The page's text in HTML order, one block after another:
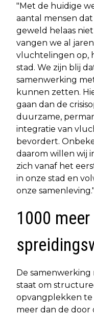
"Met de huidige
aantal mensen
geweld helaas
vangen we al
vluchtelingen op,
stad. We zijn blij
samenwerking
kunnen zetten.
gaan dan de
duurzame,
integratie van
bevordert.
daarom willen wij
zich vanaf het
in onze stad en
onze samenleving."
1000
De
staat om
opvangplekken te
meer dan de door